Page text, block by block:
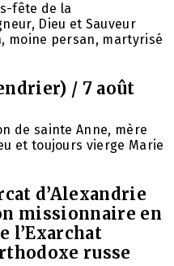
fête de la
Dieu et Sauveur
moine persan, martyrisé
/ 7 août
de sainte Anne, mère
et toujours vierge Marie
d’Alexandrie
missionnaire en
l’Exarchat
russe